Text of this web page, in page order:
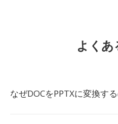
よくあ
なぜDOCをPPTXに変換す